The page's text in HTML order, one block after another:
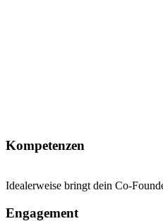
Kompetenzen
Idealerweise bringt dein Co-
Engagement